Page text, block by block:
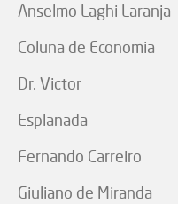
Anselmo Laghi Laranja
Coluna de Economia
Dr. Victor
Esplanada
Fernando Carreiro
Giuliano de Miranda